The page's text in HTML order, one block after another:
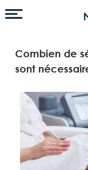
Combien de
sont